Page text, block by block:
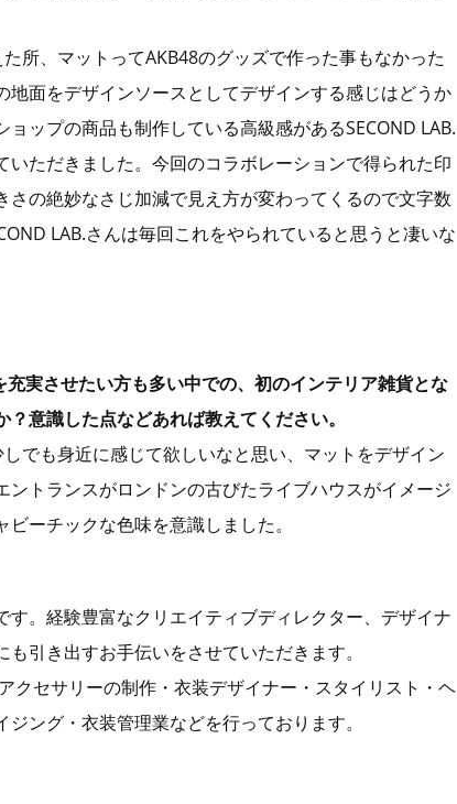
所、マットってAKB48のグッズで作った事もなかった
面をデザインソースとしてデザインする感じはどうか
ップの商品も制作している高級感があるSECOND LAB.
ただきました。今回のコラボレーションで得られた印
の絶妙なさじ加減で見え方が変わってくるので文字数
LAB.さんは毎回これをやられていると思うと凄いな
実させたい方も多い中での、初のインテリア雑貨とな
意識した点などあれば教えてください。
でも身近に感じて欲しいなと思い、マットをデザイン
トランスがロンドンの古びたライブハウスがイメージ
ーチックな色味を意識しました。
。経験豊富なクリエイティブディレクター、デザイナ
引き出すお手伝いをさせていただきます。
クセサリーの制作・衣装デザイナー・スタイリスト・ヘ
ング・衣装管理業などを行っております。